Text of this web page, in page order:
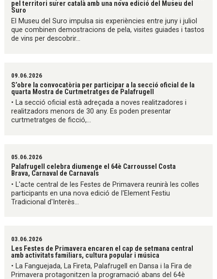
pel territori surer català amb una nova edició del Museu del
Suro
El Museu del Suro impulsa sis experiències entre juny i juliol
que combinen demostracions de pela, visites guiades i tastos
de vins per descobrir...
09.06.2026
S’obre la convocatòria per participar a la secció oficial de la
quarta Mostra de Curtmetratges de Palafrugell
• La secció oficial està adreçada a noves realitzadores i
realitzadors menors de 30 any. Es poden presentar
curtmetratges de ficció,...
05.06.2026
Palafrugell celebra diumenge el 64è Carroussel Costa
Brava, Carnaval de Carnavals
• L'acte central de les Festes de Primavera reunirà les colles
participants en una nova edició de l'Element Festiu
Tradicional d'Interès...
03.06.2026
Les Festes de Primavera encaren el cap de setmana central
amb activitats familiars, cultura popular i música
• La Fanguejada, La Fireta, Palafrugell en Dansa i la Fira de
Primavera protagonitzen la programació abans del 64è